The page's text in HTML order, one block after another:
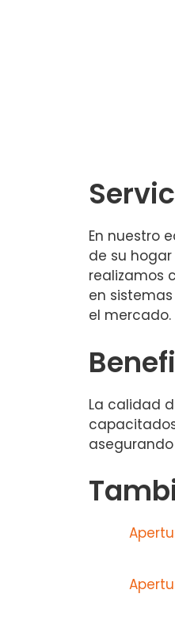
En nuestro
de su
realizamos
en
el mercado.
La calidad